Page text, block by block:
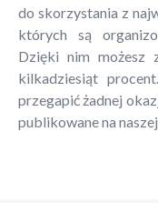
do skorzystania z
których są
Dzięki nim możesz
kilkadziesiąt
przegapić żadnej
publikowane na